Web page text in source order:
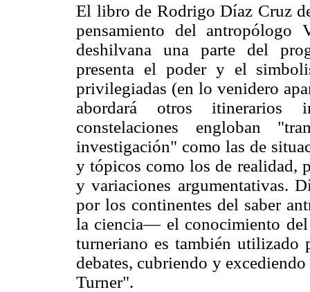
El libro de Rodrigo Díaz Cruz
pensamiento del antropólogo
deshilvana una parte del
presenta el poder y el
privilegiadas (en lo venidero
abordará otros itinerarios
constelaciones engloban
investigación" como las de
y tópicos como los de realidad,
y variaciones argumentativas.
por los continentes del saber
la ciencia— el conocimiento
turneriano es también utilizado
debates, cubriendo y
Turner".